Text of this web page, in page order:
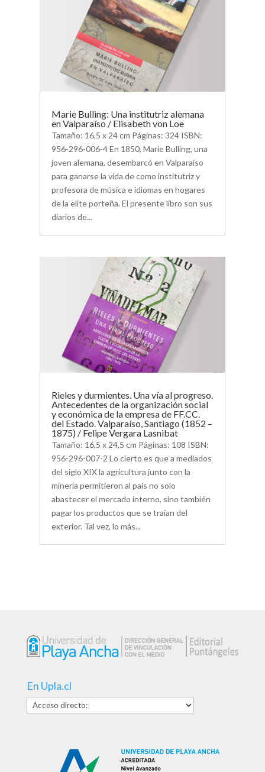
Marie Bulling: Una institutriz alemana
en Valparaíso / Elisabeth von Loe
Tamaño: 16,5 x 24 cm Páginas: 324 ISBN:
956-296-006-4 En 1850, Marie Bulling, una
joven alemana, desembarcó en Valparaíso
para ganarse la vida de como institutriz y
profesora de música e idiomas en hogares
de la elite porteña. El presente libro son sus
diarios de...
Rieles y durmientes. Una vía al progreso.
Antecedentes de la organización social
y económica de la empresa de FF.CC.
del Estado. Valparaíso, Santiago (1852 –
1875) / Felipe Vergara Lasnibat
Tamaño: 16,5 x 24,5 cm Páginas: 108 ISBN:
956-296-007-2 Lo cierto es que a mediados
del siglo XIX la agricultura junto con la
minería permitieron al país no solo
abastecer el mercado interno, sino también
pagar los productos que se traían del
exterior. Tal vez, lo más...
En Upla.cl